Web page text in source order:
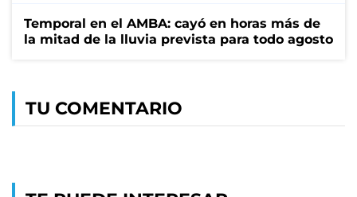
Temporal en el AMBA: cayó en horas más de
la mitad de la lluvia prevista para todo agosto
TU COMENTARIO